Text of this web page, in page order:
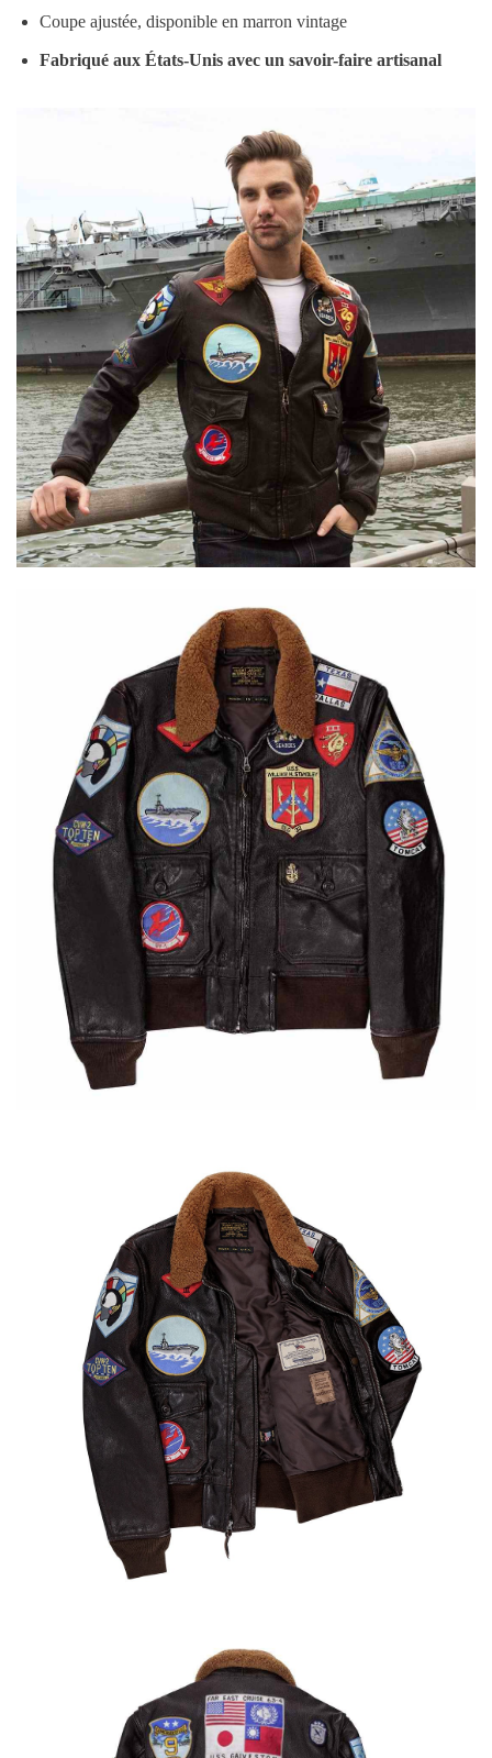
Coupe ajustée, disponible en marron vintage
Fabriqué aux États-Unis avec un savoir-faire artisanal